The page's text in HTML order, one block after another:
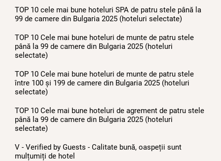
TOP 10 cele mai bune hoteluri SPA de patru stele până la
99 de camere din Bulgaria 2025 (hoteluri selectate)
TOP 10 Cele mai bune hoteluri de munte de patru stele
până la 99 de camere din Bulgaria 2025 (hoteluri
selectate)
TOP 10 Cele mai bune hoteluri de munte de patru stele
între 100 și 199 de camere din Bulgaria 2025 (hoteluri
selectate)
TOP 10 Cele mai bune hoteluri de agrement de patru stele
până la 99 de camere din Bulgaria 2025 (hoteluri
selectate)
V - Verified by Guests - Calitate bună, oaspeții sunt
mulțumiți de hotel